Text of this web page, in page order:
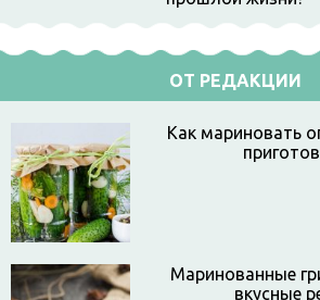
ОТ РЕДАКЦИИ
Как мариновать
Маринованные
вкусные